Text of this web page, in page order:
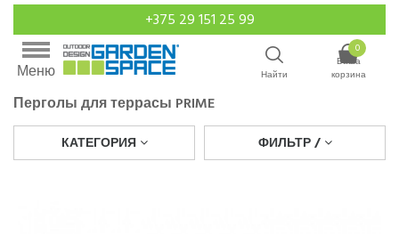
+375 29 151 25 99
Меню Найти
0
Ваша
корзина
Перголы для террасы PRIME
КАТЕГОРИЯ ФИЛЬТР /